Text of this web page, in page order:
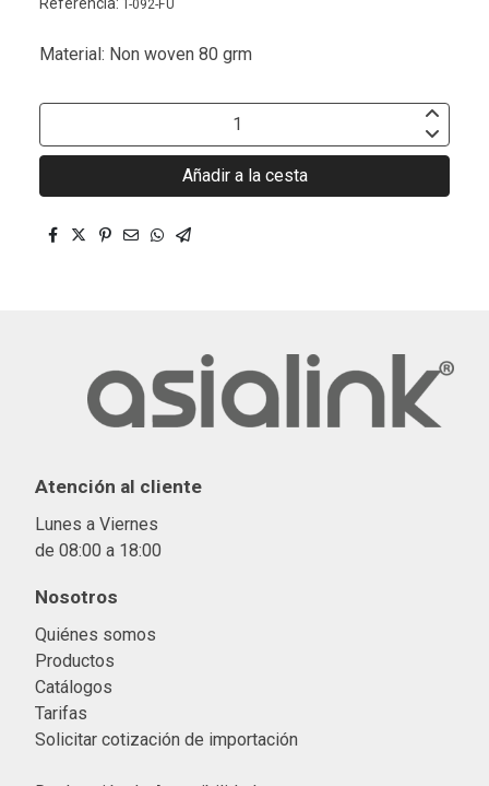
T-092-FU
Material: Non woven 80 grm
Añadir a la cesta
Atención al cliente
Lunes a Viernes
de 08:00 a 18:00
Nosotros
Quiénes somos
Productos
Catálogos
Tarifas
Solicitar cotización de importación